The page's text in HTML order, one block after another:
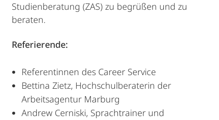
Studienberatung (ZAS) zu begrüßen und zu
beraten.
Referierende:
Referentinnen des Career Service
Bettina Zietz, Hochschulberaterin der
Arbeitsagentur Marburg
Andrew Cerniski, Sprachtrainer und